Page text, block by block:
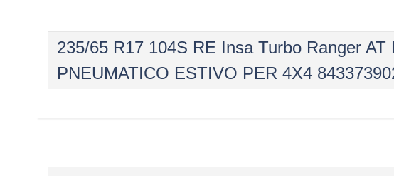
235/65 R17 104S RE Insa Turbo Ranger
PNEUMATICO ESTIVO PER 4X4